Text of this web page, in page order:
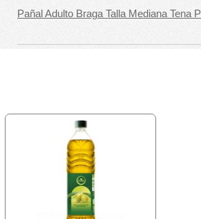
Pañal Adulto Braga Talla Mediana Tena